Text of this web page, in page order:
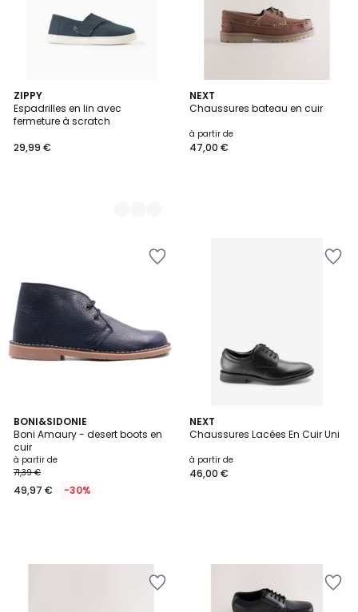
ZIPPY
Espadrilles en lin avec
fermeture à scratch
29,99 €
2
Couleurs
NEXT
Chaussures bateau en cuir
à partir de
47,00 €
BONI&SIDONIE
Boni Amaury - desert boots en
cuir
à partir de
71,39 €
49,97 € -30%
NEXT
Chaussures Lacées En Cuir Uni
à partir de
46,00 €